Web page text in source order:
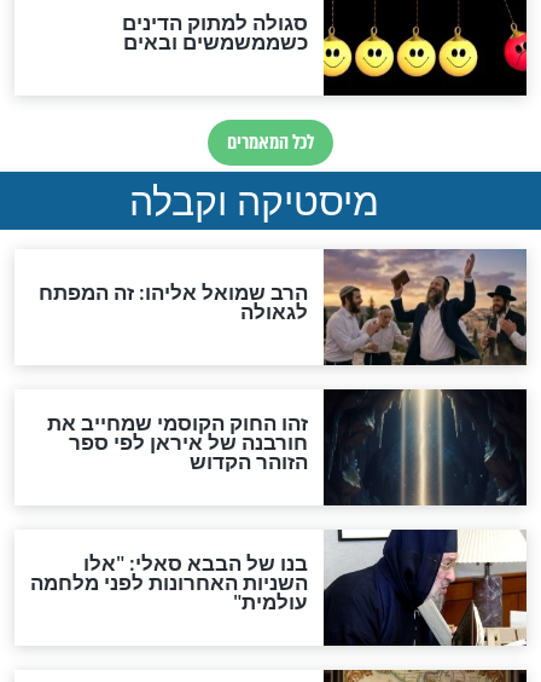
האם אפשר לחשב את הקץ?
מה יהיה בימות המשיח?
"לפני הגאולה תהיה אפיקורסות
והכחשה גדולה מאוד של
האמונה"
האם לאחר בוא המשיח יהיה
אפשר לחזור בתשובה?
לכל המאמרים